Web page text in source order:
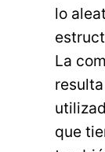
lo
La
que